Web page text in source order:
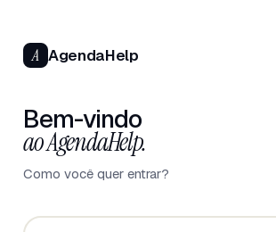
A AgendaHelp
Bem-vindo
ao AgendaHelp.
Como você quer entrar?